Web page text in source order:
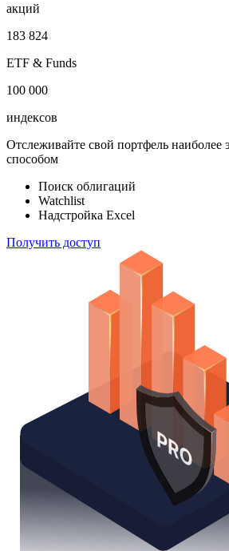
акций
183 824
ETF & Funds
100 000
индексов
Отслеживайте свой портфель
способом
Поиск облигаций
Watchlist
Надстройка Excel
Получить доступ